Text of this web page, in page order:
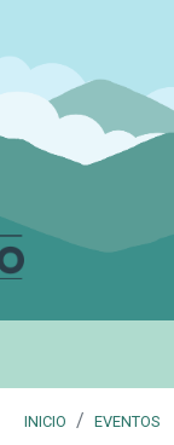
INICIO EVENTOS